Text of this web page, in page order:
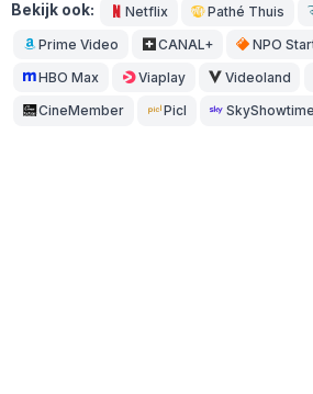
Bekijk ook: Netflix Pathé Thuis
Prime Video CANAL+ NPO
HBO Max Viaplay Videoland
CineMember Picl SkyShowtime